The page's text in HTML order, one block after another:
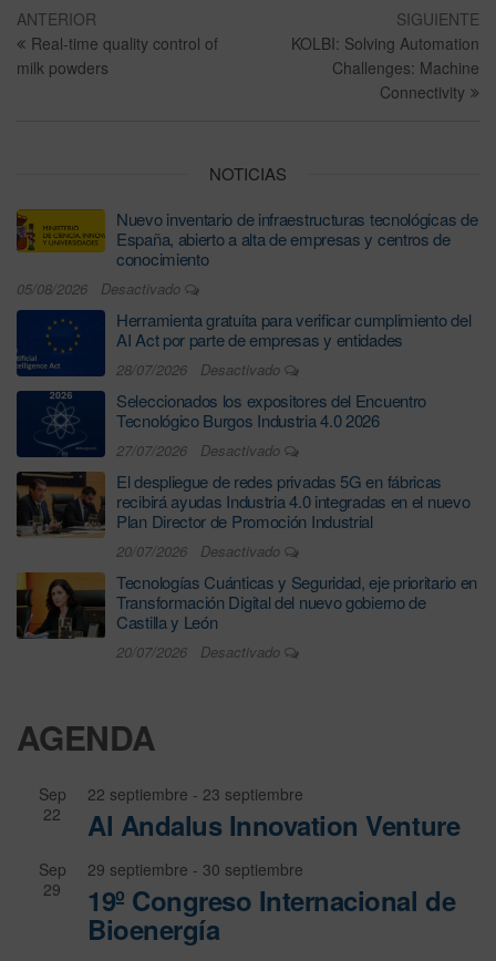
ANTERIOR
Real-time quality control of
milk powders
SIGUIENTE
KOLBI: Solving Automation
Challenges: Machine
Connectivity
NOTICIAS
Nuevo inventario de infraestructuras tecnológicas de
España, abierto a alta de empresas y centros de
conocimiento
05/08/2026 Desactivado
Herramienta gratuita para verificar cumplimiento del
AI Act por parte de empresas y entidades
28/07/2026 Desactivado
Seleccionados los expositores del Encuentro
Tecnológico Burgos Industria 4.0 2026
27/07/2026 Desactivado
El despliegue de redes privadas 5G en fábricas
recibirá ayudas Industria 4.0 integradas en el nuevo
Plan Director de Promoción Industrial
20/07/2026 Desactivado
Tecnologías Cuánticas y Seguridad, eje prioritario en
Transformación Digital del nuevo gobierno de
Castilla y León
20/07/2026 Desactivado
AGENDA
Sep
22
22 septiembre - 23 septiembre
Al Andalus Innovation Venture
Sep
29
29 septiembre - 30 septiembre
19º Congreso Internacional de
Bioenergía